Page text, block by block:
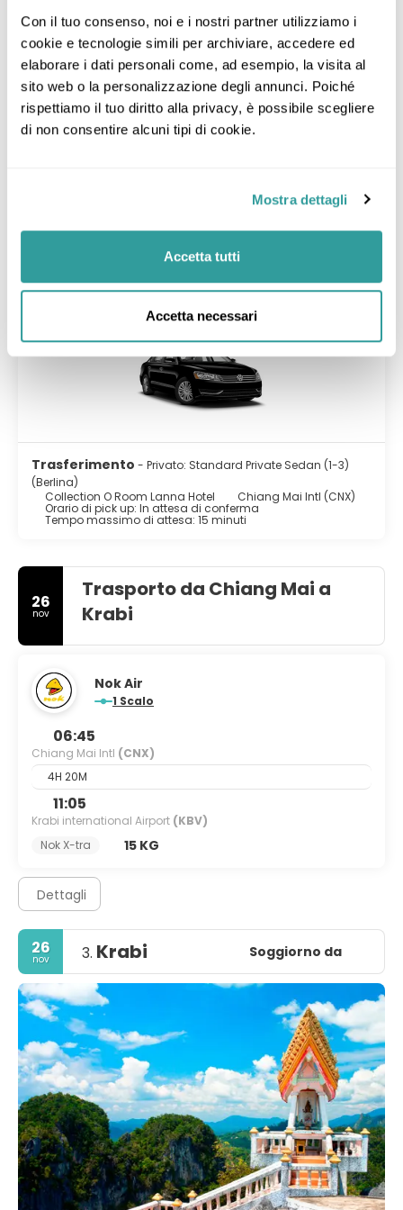
Con il tuo consenso, noi e i nostri partner utilizziamo i
cookie e tecnologie simili per archiviare, accedere ed
elaborare i dati personali come, ad esempio, la visita al
sito web o la personalizzazione degli annunci. Poiché
rispettiamo il tuo diritto alla privacy, è possibile scegliere
di non consentire alcuni tipi di cookie.
Mostra dettagli
Accetta tutti
Accetta necessari
Collection O Room Lanna Hotel
Chiang Mai -Mostra sulla mappa> 1,7 km da Centro
8,4
Molto bene
339
Ristorante
Parcheggio gratuito
Dettagli
26
nov Transfer
Trasferimento - Privato: Standard Private Sedan (1-3)
(Berlina)
Collection O Room Lanna Hotel
Chiang Mai Intl (CNX)
Orario di pick up: In attesa di conferma
Tempo massimo di attesa: 15 minuti
26
nov
Trasporto da Chiang Mai a
Krabi
Nok Air
1 Scalo
06:45
Chiang Mai Intl (CNX)
4H 20M
11:05
Krabi international Airport (KBV)
Nok X-tra
15 KG
Dettagli
26
nov 3. Krabi Soggiorno da